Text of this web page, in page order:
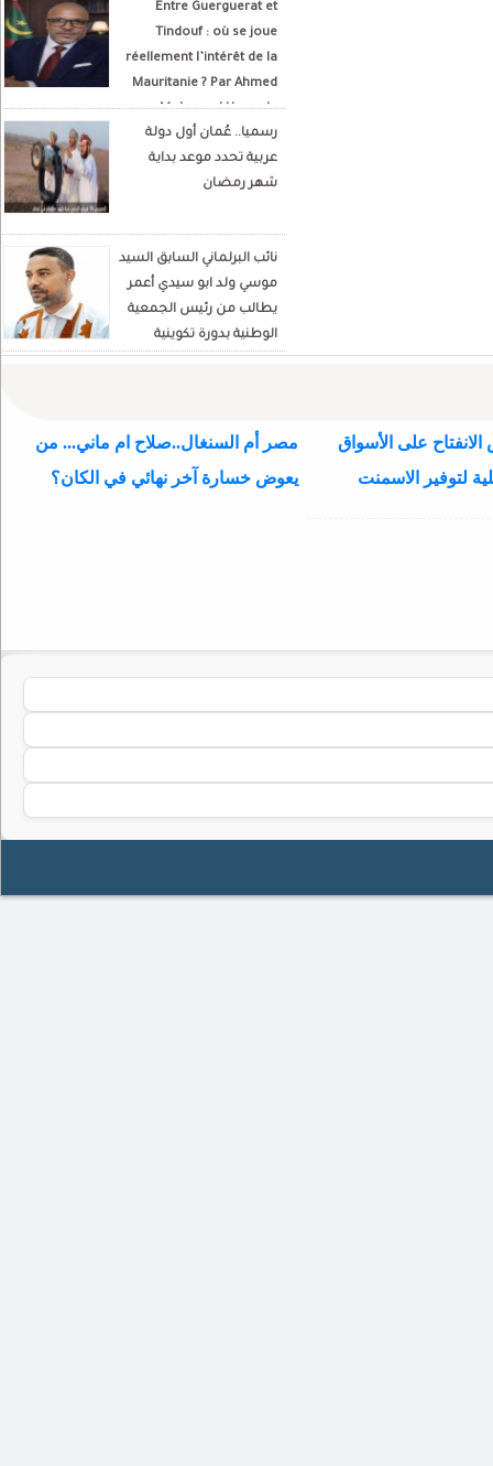
Entre Guerguerat et
Tindouf : où se joue
réellement l’intérêt de la
Mauritanie ? Par Ahmed
Mohamed Hamada
Écrivain et analyste
politique
رسميا.. عُمان أول دولة
عربية تحدد موعد بداية
شهر رمضان
نائب البرلماني السابق السيد
موسي ولد ابو سيدي أعمر
يطالب من رئيس الجمعية
الوطنية بدورة تكوينية
للنواب الجديد
على الأسواق
لتوفير الاسمنت
مصر أم السنغال..صلاح ام ماني... من
يعوض خسارة آخر نهائي في الكان؟